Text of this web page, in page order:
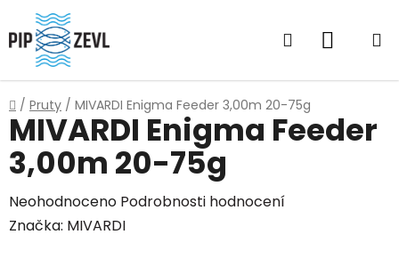
Přejít
na
obsah
Hledat
Domů
/ Pruty / MIVARDI Enigma Feeder 3,00m 20-75g
MIVARDI Enigma Feeder
3,00m 20-75g
Průměrné
hodnocení
Neohodnoceno Podrobnosti hodnocení
Značka: MIVARDI